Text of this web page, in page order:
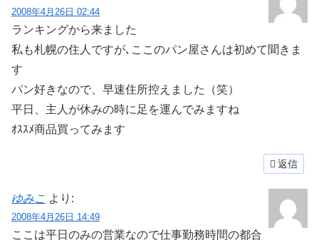
2008年4月26日 02:44
ランキングから来ました
私も札幌の住人ですが､ここのパン屋さんは初めて聞きま
す
パン好きなので、早速住所控えました（笑）
平日、主人が休みの時に足を運んでみますね
ｵｽｽﾒ商品買ってみます
返信
ゆみこ より:
2008年4月26日 14:49
ここは平日のみの営業なので仕事勤務時間の都合